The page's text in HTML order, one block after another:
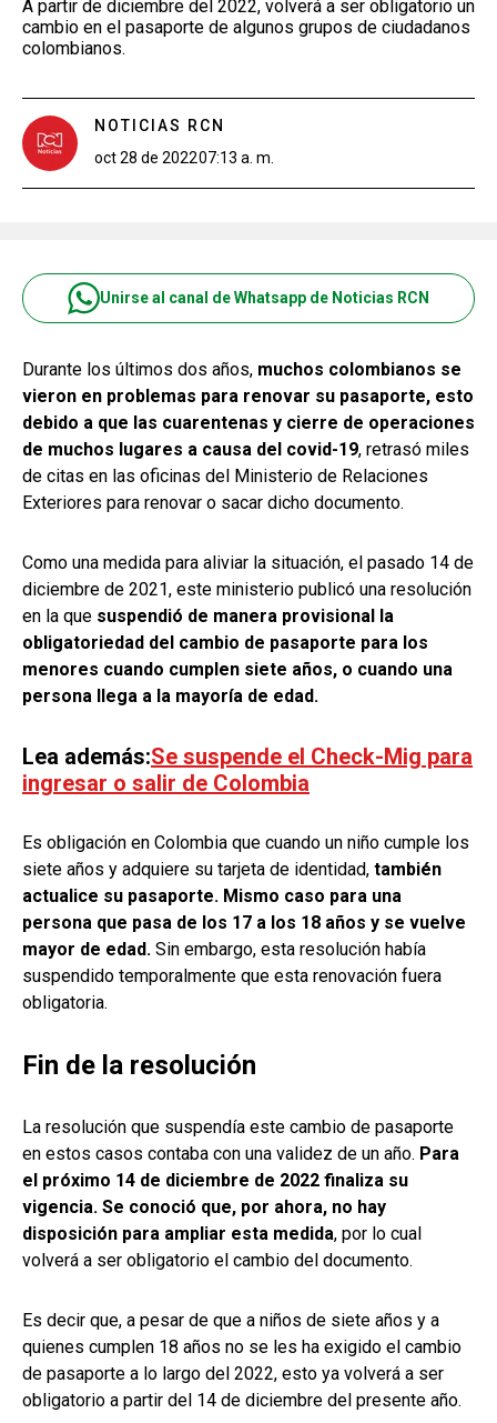
A partir de diciembre del 2022, volverá a ser obligatorio un
cambio en el pasaporte de algunos grupos de ciudadanos
colombianos.
NOTICIAS RCN
oct 28 de 202207:13 a. m.
Unirse al canal de Whatsapp de Noticias RCN
Durante los últimos dos años, muchos colombianos se
vieron en problemas para renovar su pasaporte, esto
debido a que las cuarentenas y cierre de operaciones
de muchos lugares a causa del covid-19, retrasó miles
de citas en las oficinas del Ministerio de Relaciones
Exteriores para renovar o sacar dicho documento.
Como una medida para aliviar la situación, el pasado 14 de
diciembre de 2021, este ministerio publicó una resolución
en la que suspendió de manera provisional la
obligatoriedad del cambio de pasaporte para los
menores cuando cumplen siete años, o cuando una
persona llega a la mayoría de edad.
Lea además:Se suspende el Check-Mig para
ingresar o salir de Colombia
Es obligación en Colombia que cuando un niño cumple los
siete años y adquiere su tarjeta de identidad, también
actualice su pasaporte. Mismo caso para una
persona que pasa de los 17 a los 18 años y se vuelve
mayor de edad. Sin embargo, esta resolución había
suspendido temporalmente que esta renovación fuera
obligatoria.
Fin de la resolución
La resolución que suspendía este cambio de pasaporte
en estos casos contaba con una validez de un año. Para
el próximo 14 de diciembre de 2022 finaliza su
vigencia. Se conoció que, por ahora, no hay
disposición para ampliar esta medida, por lo cual
volverá a ser obligatorio el cambio del documento.
Es decir que, a pesar de que a niños de siete años y a
quienes cumplen 18 años no se les ha exigido el cambio
de pasaporte a lo largo del 2022, esto ya volverá a ser
obligatorio a partir del 14 de diciembre del presente año.